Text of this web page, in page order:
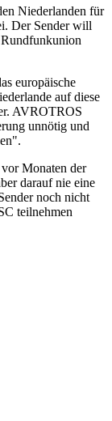
Niederlanden für
Der Sender will
europäische
auf diese
AVROTROS
unnötig und
Monaten der
darauf nie eine
noch nicht
teilnehmen